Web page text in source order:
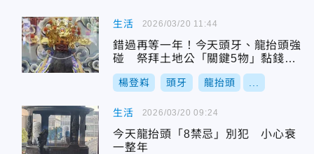
生活
錯過再等一年！今天頭牙、龍抬頭強
碰 祭拜土地公「關鍵5物」黏錢進
來
楊登嵙 頭牙 龍抬頭
2026/03/20 11:44
生活
今天龍抬頭「8禁忌」別犯 小心衰
一整年
2026/03/20 09:24